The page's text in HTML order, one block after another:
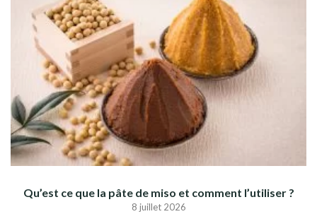
Qu’est ce que la pâte de miso et comment l’utiliser ?
8 juillet 2026